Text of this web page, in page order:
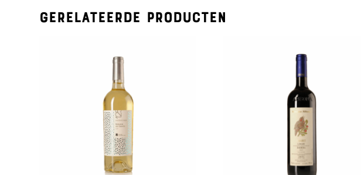
Gerelateerde producten